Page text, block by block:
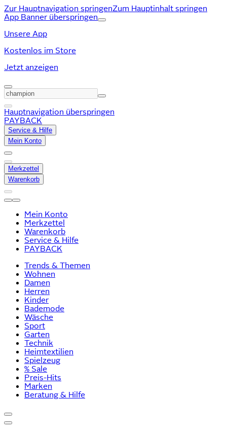
Zur Hauptnavigation springenZum Hauptinhalt springen
App Banner überspringen
Unsere App
Kostenlos im Store
Jetzt anzeigen
Hauptnavigation überspringen
PAYBACK
Service & Hilfe
Mein Konto
Merkzettel
Warenkorb
Mein Konto
Merkzettel
Warenkorb
Service & Hilfe
PAYBACK
Trends & Themen
Wohnen
Damen
Herren
Kinder
Bademode
Wäsche
Sport
Garten
Technik
Heimtextilien
Spielzeug
% Sale
Preis-Hits
Marken
Beratung & Hilfe